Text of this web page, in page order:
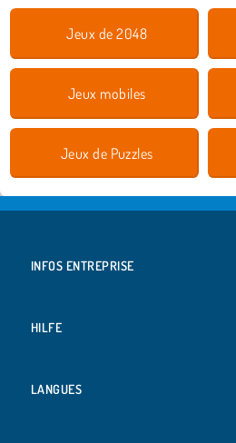
Jeux de 2048
Jeux mobiles
Jeux de Puzzles
INFOS ENTREPRISE
HILFE
LANGUES